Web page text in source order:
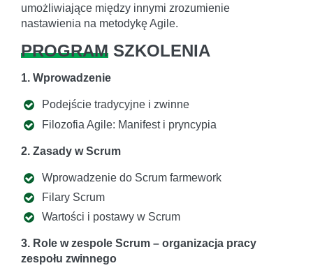
umożliwiające między innymi zrozumienie
nastawienia na metodykę Agile.
PROGRAM SZKOLENIA
1. Wprowadzenie
Podejście tradycyjne i zwinne
Filozofia Agile: Manifest i pryncypia
2. Zasady w Scrum
Wprowadzenie do Scrum farmework
Filary Scrum
Wartości i postawy w Scrum
3. Role w zespole Scrum – organizacja pracy
zespołu zwinnego